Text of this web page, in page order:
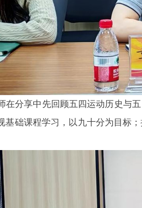
在分享中先回顾五四运动历史与
基础课程学习，以九十分为目标